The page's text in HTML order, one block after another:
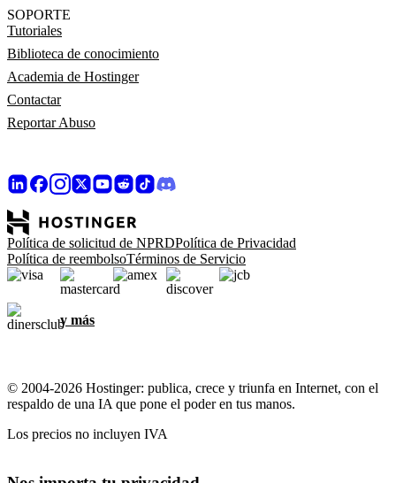
SOPORTE
Tutoriales
Biblioteca de conocimiento
Academia de Hostinger
Contactar
Reportar Abuso
Política de solicitud de NPRDPolítica de Privacidad
Política de reembolsoTérminos de Servicio
y más
© 2004-2026 Hostinger: publica, crece y triunfa en Internet, con el
respaldo de una IA que pone el poder en tus manos.
Los precios no incluyen IVA